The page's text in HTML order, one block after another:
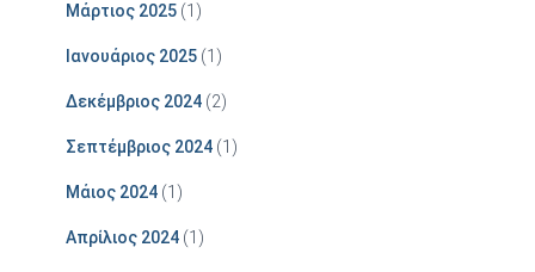
Μάρτιος 2025 (1)
Ιανουάριος 2025 (1)
Δεκέμβριος 2024 (2)
Σεπτέμβριος 2024 (1)
Μάιος 2024 (1)
Απρίλιος 2024 (1)